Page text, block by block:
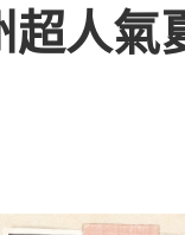
超人氣